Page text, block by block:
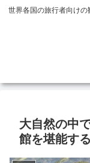
世界各国の旅行者向け
大自然の中
館を堪能する